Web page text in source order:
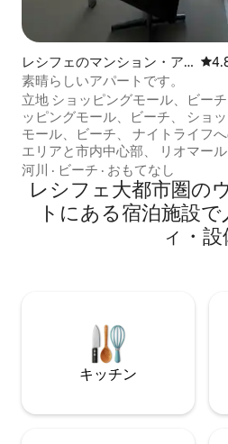
レシフェのマンション・ア
パート
レ
素晴らしいアパートです。
立地 ショッピングモール、ビーチ
ッピングモール、ビーチ、 ショ
モール、ビーチ、 ナイトライフ
エリアと市内中心部、 リオマール
ピングセンターの隣にあり、 リオ
ショッピングセンターの隣 ボア
ジェムビーチ近く、 ボア・ヴィア
ビーチから100m、リオ・マル・
ングモールから近く、ボア・ヴィ
Caldinho do Nenenレストラン、
Av. Agamenon Magalhães、Pina
設、フリーマーケット、レストラ
隣。 TAGによる駐車場 滞在期間
河川 · ビーチ · おもてなし
レシフェ大都市圏の
トにある宿泊施設
ィ・設
キッチン